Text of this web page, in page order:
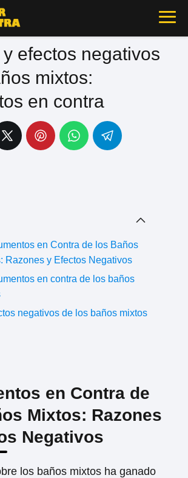
efectos negativos
mixtos:
en contra
en Contra de los Baños
Razones y Efectos Negativos
en contra de los baños
negativos de los baños mixtos
en Contra de
Mixtos: Razones
Negativos
los baños mixtos ha ganado